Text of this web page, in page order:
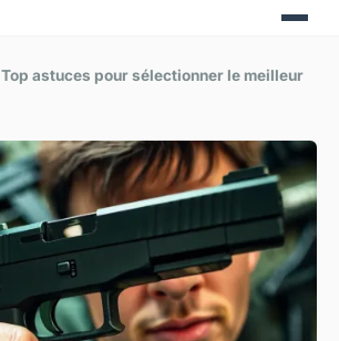
Top astuces pour sélectionner le meilleur